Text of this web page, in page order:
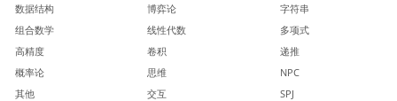
数据结构
博弈论
字符串
组合数学
线性代数
多项式
高精度
卷积
递推
概率论
思维
NPC
其他
交互
SPJ